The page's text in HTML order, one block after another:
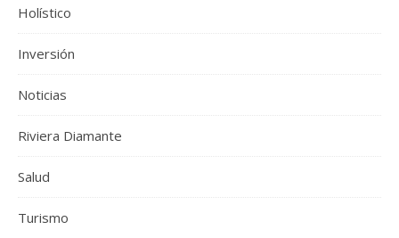
Holístico
Inversión
Noticias
Riviera Diamante
Salud
Turismo